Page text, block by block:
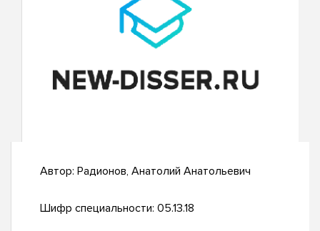
Автор: Радионов, Анатолий Анатольевич
Шифр специальности: 05.13.18